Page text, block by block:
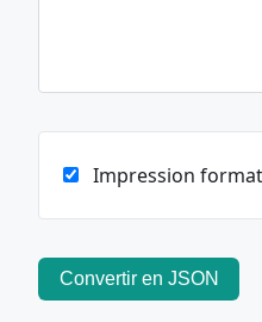
Impression
Convertir en JSON